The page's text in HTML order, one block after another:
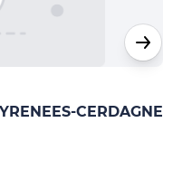
CERDAGNE